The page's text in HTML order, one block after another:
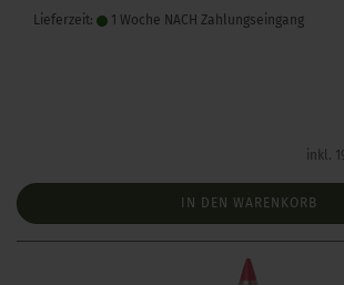
Lieferzeit: 1 Woche NACH Zahlungseingang
inkl.
IN DEN WARENKORB